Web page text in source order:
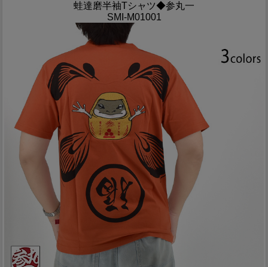
蛙達磨半袖Tシャツ◆参丸一
SMI-M01001